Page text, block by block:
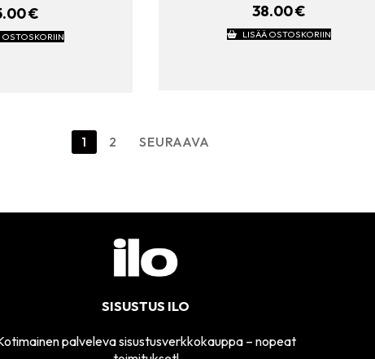
€
OSTOSKORIIN
38.00€
LISÄÄ OSTOSKORIIN
1 2 SEURAAVA
SISUSTUS ILO
palveleva sisustusverkkokauppa – nopeat